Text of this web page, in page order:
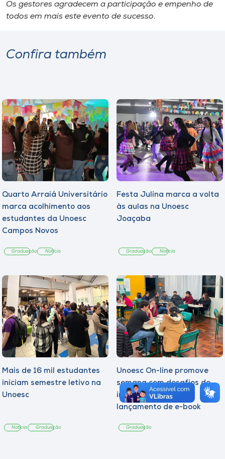
Museu
Store
Selecione
o idioma
A-
Os gestores agradecem a participação e empenho de
todos em mais este evento de sucesso.
Confira também
Quarto Arraiá Universitário
marca acolhimento aos
estudantes da Unoesc
Campos Novos
Graduação Notícia
Festa Julina marca a volta
às aulas na Unoesc
Joaçaba
Graduação Notícia
Mais de 16 mil estudantes
iniciam semestre letivo na
Unoesc
Notícia Graduação
Unoesc On-line promove
semana com desafios de
inovação, inclusão e
lançamento de e-book
Graduação